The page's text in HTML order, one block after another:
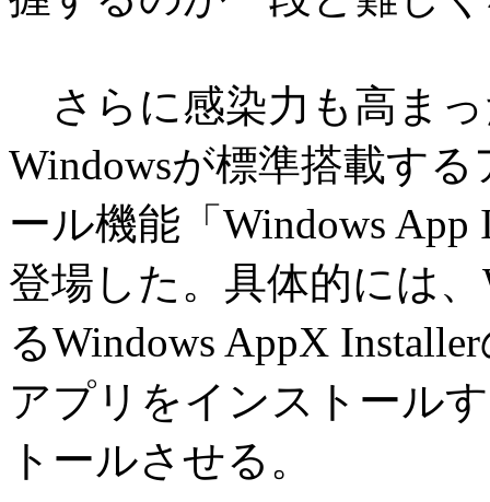
さらに感染力も高まっ
Windowsが標準搭載す
ール機能「Windows
登場した。具体的には
るWindows AppX
アプリをインストール
トールさせる。